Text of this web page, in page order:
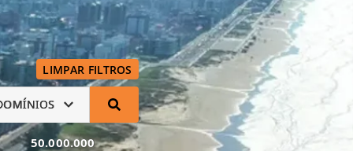
LIMPAR FILTROS
50.000.000